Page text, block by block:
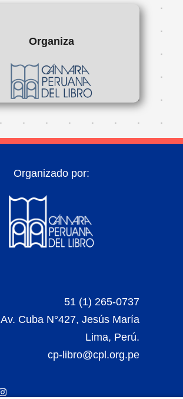
Organiza
Organizado por:
51 (1) 265-0737
Av. Cuba N°427, Jesús María
Lima, Perú.
cp-libro@cpl.org.pe